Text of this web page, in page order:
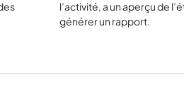
l’activité, a un aperçu de
générer un rapport.